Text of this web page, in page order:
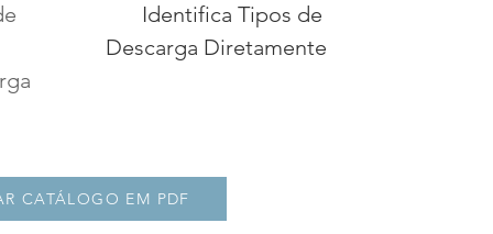
Identifica Tipos de
Descarga Diretamente
CATÁLOGO EM PDF